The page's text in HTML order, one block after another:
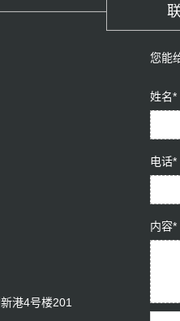
港4号楼201
您能
姓名*
电话*
内容*